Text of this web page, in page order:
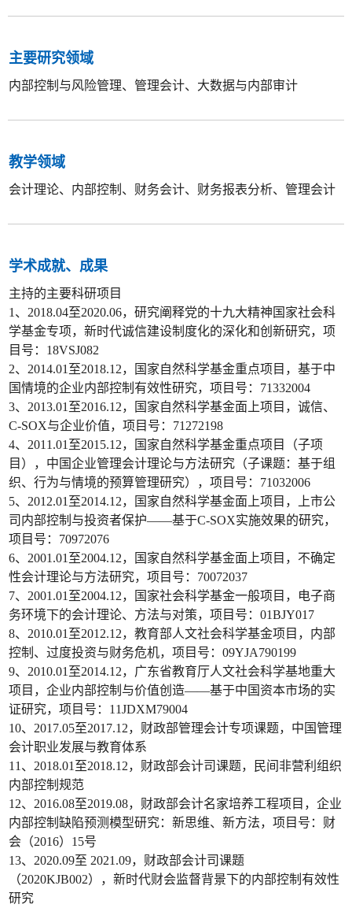
主要研究领域
内部控制与风险管理、管理会计、大数据与内部审计
教学领域
会计理论、内部控制、财务会计、财务报表分析、管理会计
学术成就、成果
主持的主要科研项目
1、2018.04至2020.06，研究阐释党的十九大精神国家社会科
学基金专项，新时代诚信建设制度化的深化和创新研究，项
目号：18VSJ082
2、2014.01至2018.12，国家自然科学基金重点项目，基于中
国情境的企业内部控制有效性研究，项目号：71332004
3、2013.01至2016.12，国家自然科学基金面上项目，诚信、
C-SOX与企业价值，项目号：71272198
4、2011.01至2015.12，国家自然科学基金重点项目（子项
目），中国企业管理会计理论与方法研究（子课题：基于组
织、行为与情境的预算管理研究），项目号：71032006
5、2012.01至2014.12，国家自然科学基金面上项目，上市公
司内部控制与投资者保护——基于C-SOX实施效果的研究，
项目号：70972076
6、2001.01至2004.12，国家自然科学基金面上项目，不确定
性会计理论与方法研究，项目号：70072037
7、2001.01至2004.12，国家社会科学基金一般项目，电子商
务环境下的会计理论、方法与对策，项目号：01BJY017
8、2010.01至2012.12，教育部人文社会科学基金项目，内部
控制、过度投资与财务危机，项目号：09YJA790199
9、2010.01至2014.12，广东省教育厅人文社会科学基地重大
项目，企业内部控制与价值创造——基于中国资本市场的实
证研究，项目号：11JDXM79004
10、2017.05至2017.12，财政部管理会计专项课题，中国管理
会计职业发展与教育体系
11、2018.01至2018.12，财政部会计司课题，民间非营利组织
内部控制规范
12、2016.08至2019.08，财政部会计名家培养工程项目，企业
内部控制缺陷预测模型研究：新思维、新方法，项目号：财
会（2016）15号
13、2020.09至 2021.09，财政部会计司课题
（2020KJB002），新时代财会监督背景下的内部控制有效性
研究